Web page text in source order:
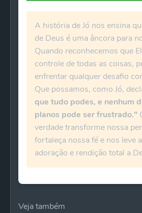
A história de Jó nos ensina
de Deus é uma âncora para
Quando reconhecemos que
controle de todas as coisas,
enfrentar qualquer desafio
Que possamos, como Jó,
que tudo podes, e nenhum
planos pode ser frustrado."
verdade transforme nossa
fortaleça nossa fé e nos leve
adoração e rendição total a
Veja também